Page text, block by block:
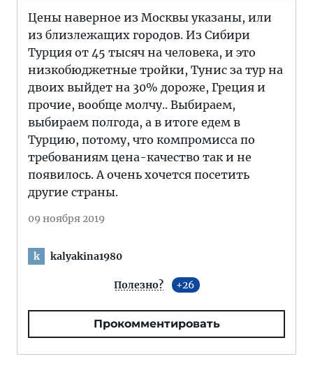
Цены наверное из Москвы указаны, или
из близлежащих городов. Из Сибири
Турция от 45 тысяч на человека, и это
низкобюджетные тройки, Тунис за тур на
двоих выйдет на 30% дороже, Греция и
прочие, вообще молчу.. Выбираем,
выбираем полгода, а в итоге едем в
Турцию, потому, что компромисса по
требованиям цена-качество так и не
появилось. А очень хочется посетить
другие страны.
09 ноября 2019
k kalyakina1980
Полезно? 26
Прокомментировать